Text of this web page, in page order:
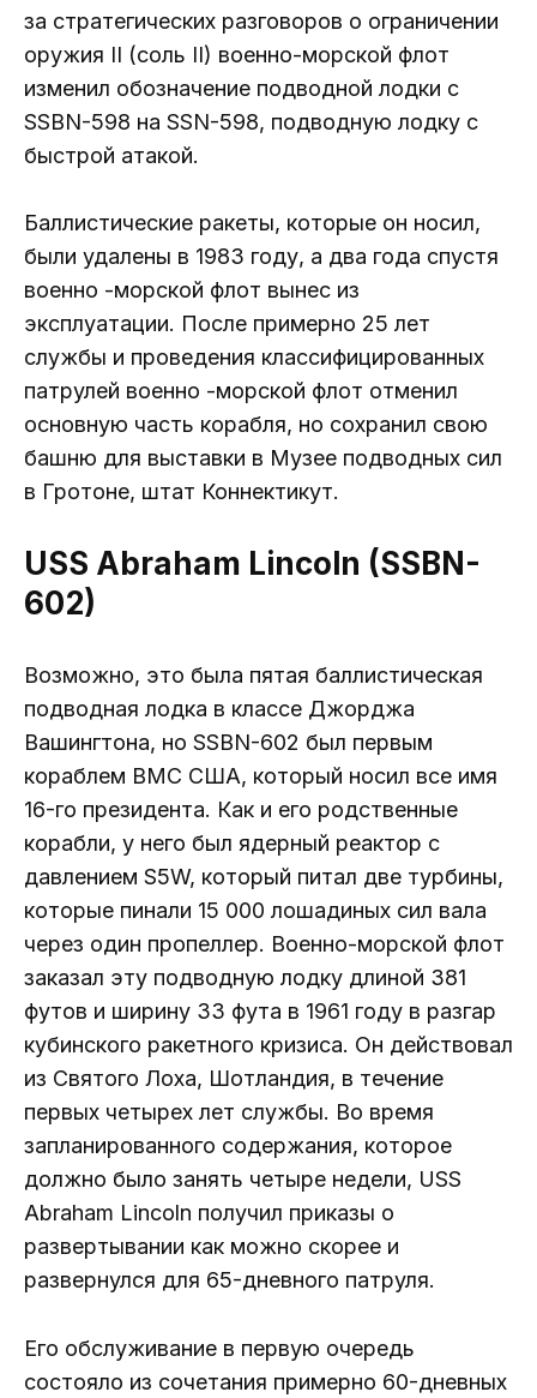
за стратегических разговоров о ограничении
оружия II (соль II) военно-морской флот
изменил обозначение подводной лодки с
SSBN-598 на SSN-598, подводную лодку с
быстрой атакой.
Баллистические ракеты, которые он носил,
были удалены в 1983 году, а два года спустя
военно -морской флот вынес из
эксплуатации. После примерно 25 лет
службы и проведения классифицированных
патрулей военно -морской флот отменил
основную часть корабля, но сохранил свою
башню для выставки в Музее подводных сил
в Гротоне, штат Коннектикут.
USS Abraham Lincoln (SSBN-
602)
Возможно, это была пятая баллистическая
подводная лодка в классе Джорджа
Вашингтона, но SSBN-602 был первым
кораблем ВМС США, который носил все имя
16-го президента. Как и его родственные
корабли, у него был ядерный реактор с
давлением S5W, который питал две турбины,
которые пинали 15 000 лошадиных сил вала
через один пропеллер. Военно-морской флот
заказал эту подводную лодку длиной 381
футов и ширину 33 фута в 1961 году в разгар
кубинского ракетного кризиса. Он действовал
из Святого Лоха, Шотландия, в течение
первых четырех лет службы. Во время
запланированного содержания, которое
должно было занять четыре недели, USS
Abraham Lincoln получил приказы о
развертывании как можно скорее и
развернулся для 65-дневного патруля.
Его обслуживание в первую очередь
состояло из сочетания примерно 60-дневных